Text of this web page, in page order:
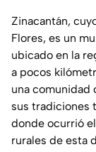
Zinacantán,
Flores, es un
ubicado en la
a pocos
una comunidad
sus tradiciones
donde ocurrió
rurales de esta